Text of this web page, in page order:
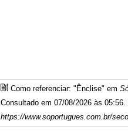
Como referenciar: "Ênclise" em
Consultado em 07/08/2026 às
https://www.soportugues.com.br/